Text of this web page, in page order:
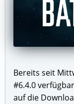
Bereits seit
#6.4.0
auf die